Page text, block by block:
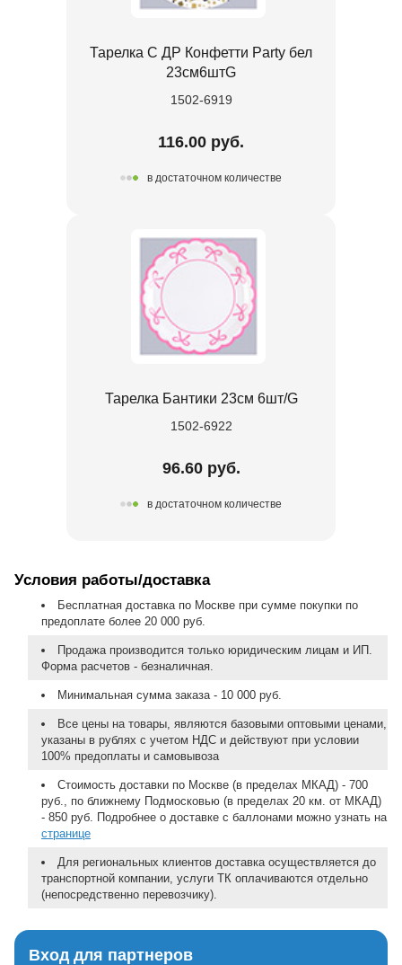
Тарелка С ДР Конфетти Party бел
23см6штG
1502-6919
116.00 руб.
в достаточном количестве
Тарелка Бантики 23см 6шт/G
1502-6922
96.60 руб.
в достаточном количестве
Условия работы/доставка
Бесплатная доставка по Москве при сумме покупки по
предоплате более 20 000 руб.
Продажа производится только юридическим лицам и ИП.
Форма расчетов - безналичная.
Минимальная сумма заказа - 10 000 руб.
Все цены на товары, являются базовыми оптовыми ценами,
указаны в рублях с учетом НДС и действуют при условии
100% предоплаты и самовывоза
Стоимость доставки по Москве (в пределах МКАД) - 700
руб., по ближнему Подмосковью (в пределах 20 км. от МКАД)
- 850 руб. Подробнее о доставке с баллонами можно узнать на
странице
Для региональных клиентов доставка осуществляется до
транспортной компании, услуги ТК оплачиваются отдельно
(непосредственно перевозчику).
Вход для партнеров